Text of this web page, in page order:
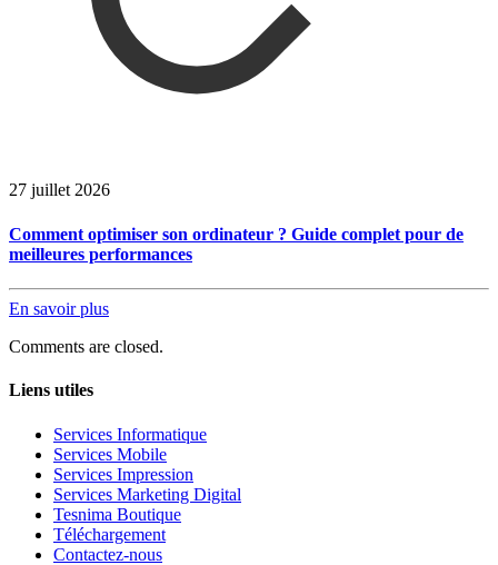
27 juillet 2026
Comment optimiser son ordinateur ? Guide complet pour de
meilleures performances
En savoir plus
Comments are closed.
Liens utiles
Services Informatique
Services Mobile
Services Impression
Services Marketing Digital
Tesnima Boutique
Téléchargement
Contactez-nous